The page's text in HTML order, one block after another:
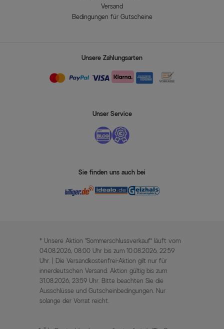
Versand
Bedingungen für Gutscheine
Unsere Zahlungsarten
Unser Service
Sie finden uns auch bei
* Unsere Aktion „Sommerschlussverkauf“ läuft vom
04.08.2026, 08:00 Uhr bis zum 10.08.2026, 22:59
Uhr. | Die Versandkostenfrei-Aktion gilt nur für
innerdeutschen Versand. Aktion gültig bis zum
31.08.2026, 23:59 Uhr. Bitte beachten Sie die
Ausschlüsse und Gutscheinbedingungen. Nur
solange der Vorrat reicht.